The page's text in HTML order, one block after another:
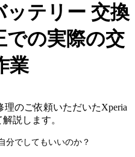
ッテリー 交換
での実際の交
業
のご依頼いただいたXperia
説します。
分でしてもいいのか？